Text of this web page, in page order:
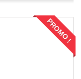
PROMO !